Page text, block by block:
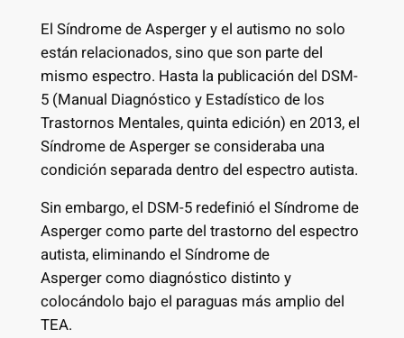
El Síndrome de Asperger y el autismo no solo
están relacionados, sino que son parte del
mismo espectro. Hasta la publicación del DSM-
5 (Manual Diagnóstico y Estadístico de los
Trastornos Mentales, quinta edición) en 2013, el
Síndrome de Asperger se consideraba una
condición separada dentro del espectro autista.
Sin embargo, el DSM-5 redefinió el Síndrome de
Asperger como parte del trastorno del espectro
autista, eliminando el Síndrome de
Asperger como diagnóstico distinto y
colocándolo bajo el paraguas más amplio del
TEA.